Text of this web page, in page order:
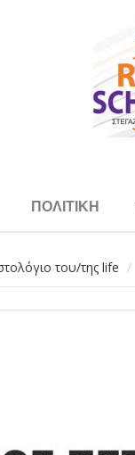
ΠΟΛΙΤΙΚΉ
του/της life